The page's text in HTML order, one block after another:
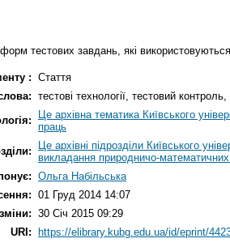
форм тестових завдань, які
: Стаття
тестові технології, тестовий
Це архівна тематика Київського
праць
Це архівні підрозділи Київського
викладання природничо-
Ольга Набільська
01 Груд 2014 14:07
30 Січ 2015 09:29
URI:
https://elibrary.kubg.edu.ua/id/eprint/